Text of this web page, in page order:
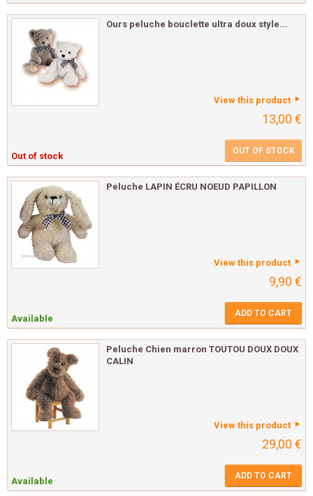
Ours peluche bouclette ultra doux style...
View this product
13,00 €
Out of stock OUT OF STOCK
Peluche LAPIN ÉCRU NOEUD PAPILLON
View this product
9,90 €
Available ADD TO CART
Peluche Chien marron TOUTOU DOUX DOUX
CALIN
View this product
29,00 €
Available ADD TO CART